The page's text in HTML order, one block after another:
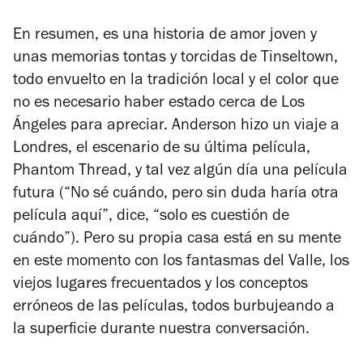
En resumen, es una historia de amor joven y
unas memorias tontas y torcidas de Tinseltown,
todo envuelto en la tradición local y el color que
no es necesario haber estado cerca de Los
Ángeles para apreciar. Anderson hizo un viaje a
Londres, el escenario de su última película,
Phantom Thread, y tal vez algún día una película
futura (“No sé cuándo, pero sin duda haría otra
película aquí”, dice, “solo es cuestión de
cuándo”). Pero su propia casa está en su mente
en este momento con los fantasmas del Valle, los
viejos lugares frecuentados y los conceptos
erróneos de las películas, todos burbujeando a
la superficie durante nuestra conversación.